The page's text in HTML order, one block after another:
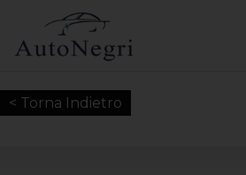
< Torna Indietro